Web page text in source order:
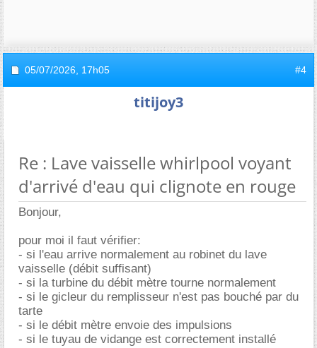
05/07/2026, 17h05 #4
titijoy3
Re : Lave vaisselle whirlpool voyant
d'arrivé d'eau qui clignote en rouge
Bonjour,
pour moi il faut vérifier:
- si l'eau arrive normalement au robinet du lave
vaisselle (débit suffisant)
- si la turbine du débit mètre tourne normalement
- si le gicleur du remplisseur n'est pas bouché par du
tarte
- si le débit mètre envoie des impulsions
- si le tuyau de vidange est correctement installé